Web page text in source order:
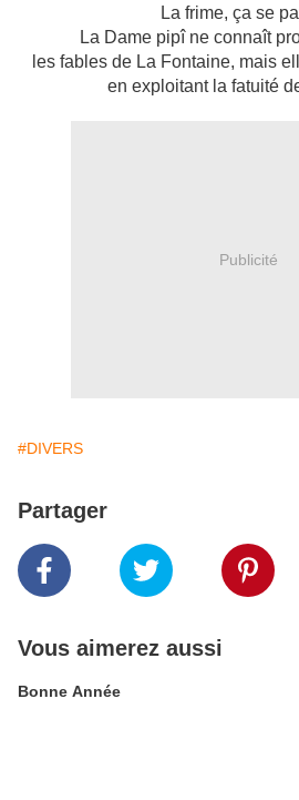
La frime, ça se
La Dame pipî ne connaît
les fables de La Fontaine, mais
en exploitant la fatuité
Publicité
#DIVERS
Partager
Vous aimerez aussi
Bonne Année